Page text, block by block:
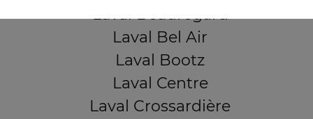
Laval Beauregard
Laval Bel Air
Laval Bootz
Laval Centre
Laval Crossardière